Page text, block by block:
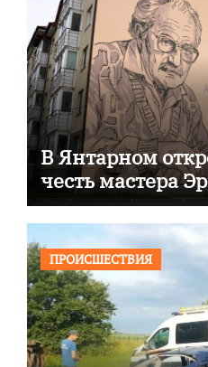
В Янтарном
честь мастера
ПРОИСШЕСТВИЯ